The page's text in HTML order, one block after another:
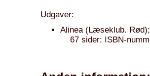
Udgaver:
Alinea (Læseklub.
67 sider; ISBN-